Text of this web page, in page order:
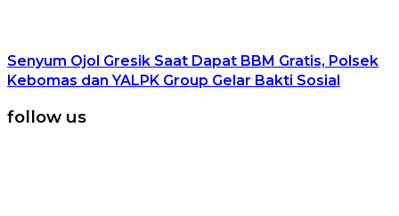
Senyum Ojol Gresik Saat Dapat BBM Gratis, Polsek
Kebomas dan YALPK Group Gelar Bakti Sosial
follow us